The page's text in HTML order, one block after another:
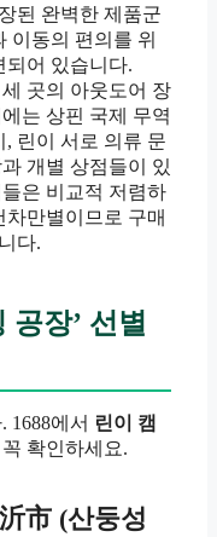
된 완벽한 제품군
이동의 편의를 위
되어 있습니다.
곳의 아웃도어 장
는 상핀 국제 무역
, 린이 서로 의류 문
개별 상점들이 있
은 비교적 저렴하
만별이므로 구매
다.
공장’ 선별
1688에서 린이 캠
확인하세요.
市 (산둥성